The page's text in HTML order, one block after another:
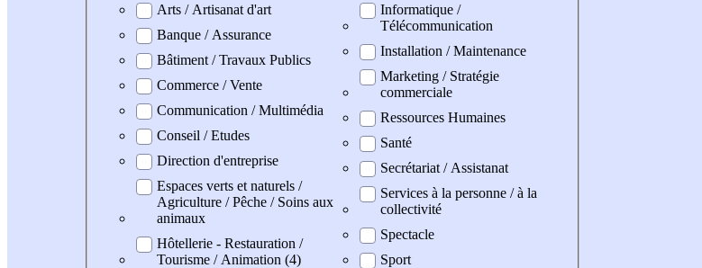
Arts / Artisanat d'art
Banque / Assurance
Bâtiment / Travaux Publics
Commerce / Vente
Communication / Multimédia
Conseil / Etudes
Direction d'entreprise
Espaces verts et naturels /
Agriculture / Pêche / Soins aux
animaux
Hôtellerie - Restauration /
Tourisme / Animation (4)
Informatique /
Télécommunication
Installation / Maintenance
Marketing / Stratégie
commerciale
Ressources Humaines
Santé
Secrétariat / Assistanat
Services à la personne / à la
collectivité
Spectacle
Sport